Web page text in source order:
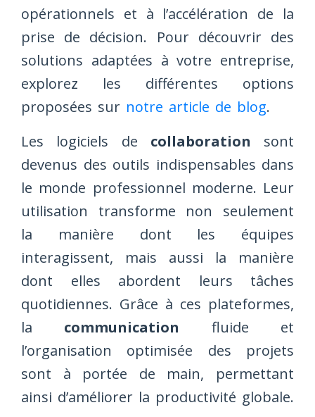
opérationnels et à l’accélération de la
prise de décision. Pour découvrir des
solutions adaptées à votre entreprise,
explorez les différentes options
proposées sur notre article de blog.
Les logiciels de collaboration sont
devenus des outils indispensables dans
le monde professionnel moderne. Leur
utilisation transforme non seulement
la manière dont les équipes
interagissent, mais aussi la manière
dont elles abordent leurs tâches
quotidiennes. Grâce à ces plateformes,
la communication fluide et
l’organisation optimisée des projets
sont à portée de main, permettant
ainsi d’améliorer la productivité globale.